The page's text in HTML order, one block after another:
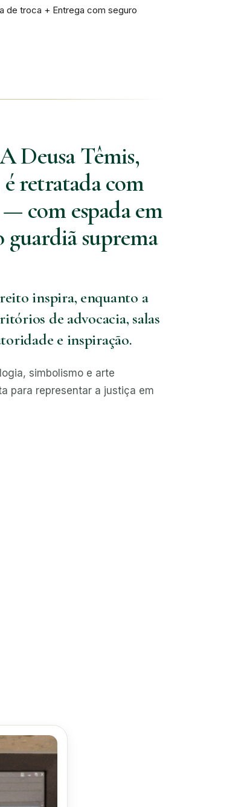
de troca + Entrega com seguro
Deusa Têmis,
retratada com
com espada em
guardiã suprema
inspira, enquanto a
de advocacia, salas
e inspiração.
simbolismo e arte
para representar a justiça em